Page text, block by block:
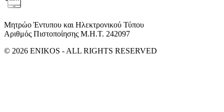
Μητρώο Έντυπου και Ηλεκτρονικού Τύπου
Αριθμός Πιστοποίησης Μ.Η.Τ. 242097
© 2026 ENIKOS - ALL RIGHTS RESERVED